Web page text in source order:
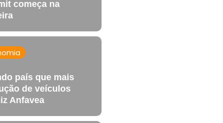
começa na
país que mais
de veículos
Anfavea